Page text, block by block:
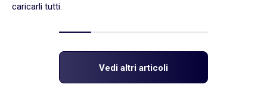
caricarli tutti.
Vedi altri articoli